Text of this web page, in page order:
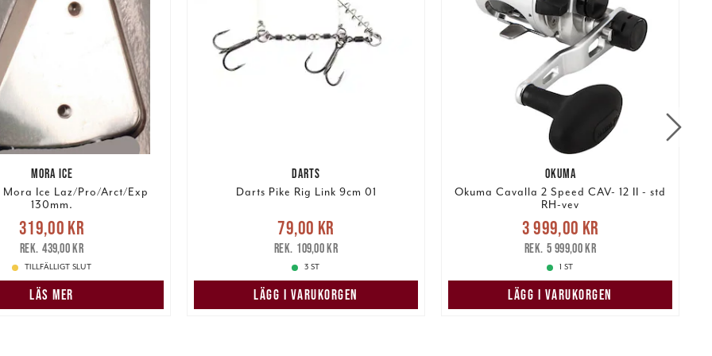
MORA ICE
Mora Ice Laz/Pro/Arct/Exp
130mm.
Nuvarande pris
Tidigare pris
319,00 kr
439,00 kr
TILLFÄLLIGT SLUT
LÄS MER
DARTS
Darts Pike Rig Link 9cm 01
Nuvarande pris :79,00 kr
pris: 109,00 kr
79,00 kr
109,00 kr
3 ST
LÄGG I VARUKORGEN
OKUMA
Okuma Cavalla 2 Speed CAV- 12 II - std
RH-vev
Nuvarande pris
3 999,00 krTidigare pris
5 999,00 kr
3 999,00 kr
5 999,00 kr
1 ST
LÄGG I VARUKORGEN